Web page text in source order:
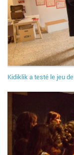
Kidiklik a testé le jeu